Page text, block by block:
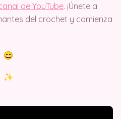
de YouTube. ¡Únete a
del crochet y comienza